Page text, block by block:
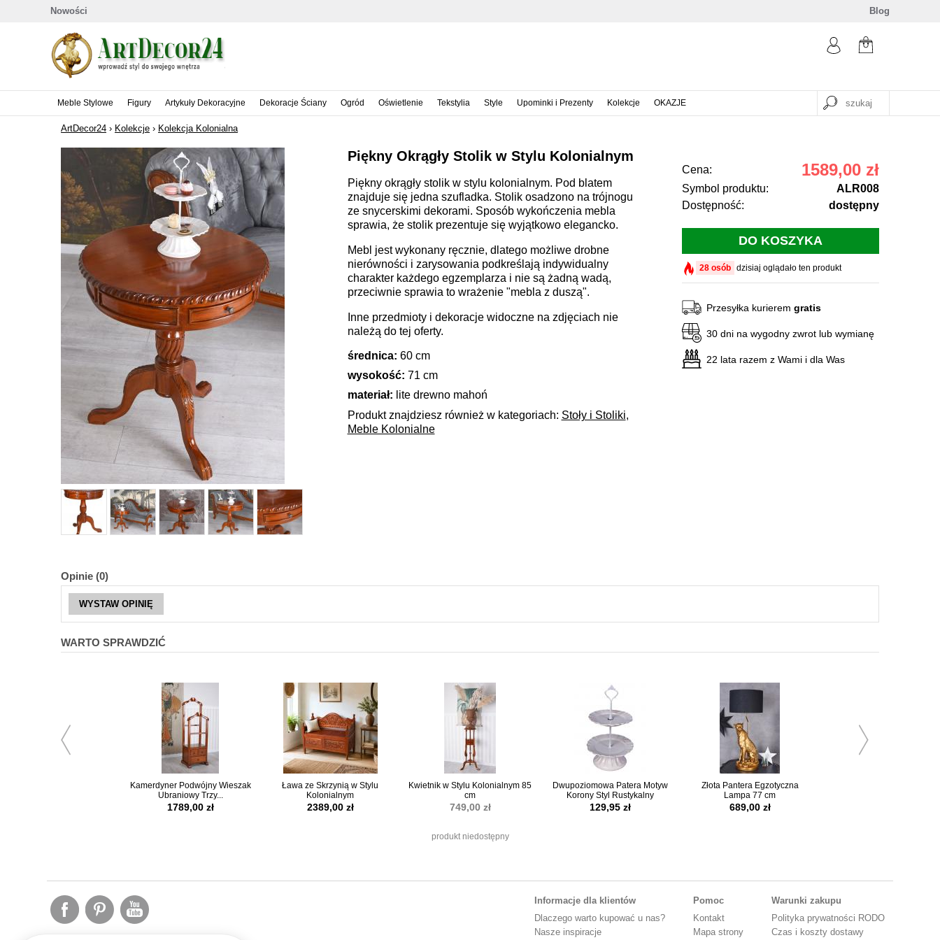
Nowości Blog
Meble Stylowe Figury Artykuły Dekoracyjne Dekoracje Ściany Ogród Oświetlenie Tekstylia Style Upominki i Prezenty Kolekcje OKAZJE
ArtDecor24 › Kolekcje › Kolekcja Kolonialna
Piękny Okrągły Stolik w Stylu Kolonialnym
Piękny okrągły stolik w stylu kolonialnym. Pod blatem
znajduje się jedna szufladka. Stolik osadzono na trójnogu
ze snycerskimi dekorami. Sposób wykończenia mebla
sprawia, że stolik prezentuje się wyjątkowo elegancko.
Mebl jest wykonany ręcznie, dlatego możliwe drobne
nierówności i zarysowania podkreślają indywidualny
charakter każdego egzemplarza i nie są żadną wadą,
przeciwnie sprawia to wrażenie "mebla z duszą".
Inne przedmioty i dekoracje widoczne na zdjęciach nie
należą do tej oferty.
średnica: 60 cm
wysokość: 71 cm
materiał: lite drewno mahoń
Produkt znajdziesz również w kategoriach: Stoły i Stoliki,
Meble Kolonialne
Cena: 1589,00 zł
Symbol produktu:
ALR008
Dostępność:
dostępny
28 osób dzisiaj oglądało ten produkt
Przesyłka kurierem gratis
30 dni na wygodny zwrot lub wymianę
22 lata razem z Wami i dla Was
Opinie (0)
WYSTAW OPINIĘ
WARTO SPRAWDZIĆ
Kamerdyner Podwójny Wieszak
Ubraniowy Trzy...
1789,00 zł
Ława ze Skrzynią w Stylu
Kolonialnym
2389,00 zł
Kwietnik w Stylu Kolonialnym 85
cm
749,00 zł
produkt niedostępny
Dwupoziomowa Patera Motyw
Korony Styl Rustykalny
129,95 zł
Złota Pantera Egzotyczna
Lampa 77 cm
689,00 zł
Informacje dla klientów
Dlaczego warto kupować u nas?
Nasze inspiracje
Pomoc
Kontakt
Mapa strony
Warunki zakupu
Polityka prywatności RODO
Czas i koszty dostawy